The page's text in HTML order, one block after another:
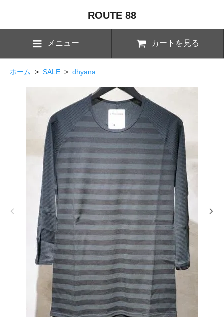
ROUTE 88
メニュー カートを見る
ホーム > SALE > dhyana